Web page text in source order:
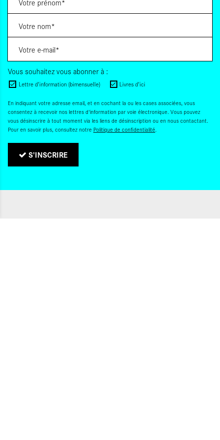
Vous souhaitez vous abonner à :
Lettre d'information (bimensuelle) Livres d'ici
En indiquant votre adresse email, et en cochant la ou les cases associées, vous
consentez à recevoir nos lettres d'information par voie électronique. Vous pouvez
vous désinscrire à tout moment via les liens de désinscription ou en nous contactant.
Pour en savoir plus, consultez notre Politique de confidentialité.
S'INSCRIRE